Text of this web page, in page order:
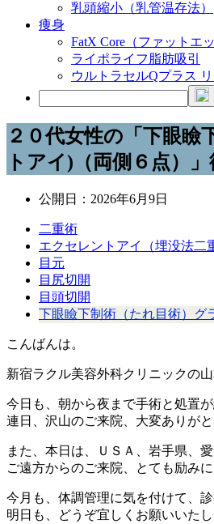
乳頭縮小（乳管温存法）
痩身
FatX Core（ファットエ
ライポライフ脂肪吸引
ウルトラセルQプラス
２０代女性の「下眼
トアイ)（両側６点）
公開日： 2026年6月9日
二重術
エクセレントアイ（埋没法二
目元
目尻切開
目頭切開
下眼瞼下制術（たれ目術）グ
こんばんは。
新宿ラクル美容外科クリニックの山
今日も、朝から夜まで手術と処置
連日、沢山のご来院、大変ありがと
また、本日は、ＵＳＡ、岩手県、
ご遠方からのご来院、とても励みに
今月も、体調管理に気を付けて、
明日も、どうぞ宜しくお願いいたし